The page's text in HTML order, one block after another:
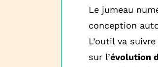
Le jumeau
conception
L’outil va
sur l’évolution